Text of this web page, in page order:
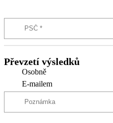
Převzetí výsledků
Osobně
E-mailem